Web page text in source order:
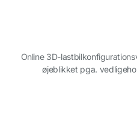
Online 3D-
øjeblikket pga.